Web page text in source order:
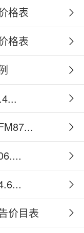
格表
格表
价目表